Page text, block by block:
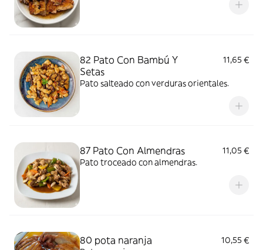
82 Pato Con Bambú Y
Setas
11,65 €
Pato salteado con verduras orientales.
87 Pato Con Almendras
11,05 €
Pato troceado con almendras.
80 pota naranja
10,55 €